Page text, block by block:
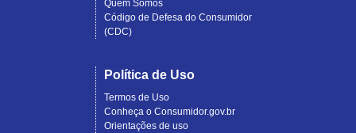
Quem Somos
Código de Defesa do Consumidor
(CDC)
Política de Uso
Termos de Uso
Conheça o Consumidor.gov.br
Orientações de uso